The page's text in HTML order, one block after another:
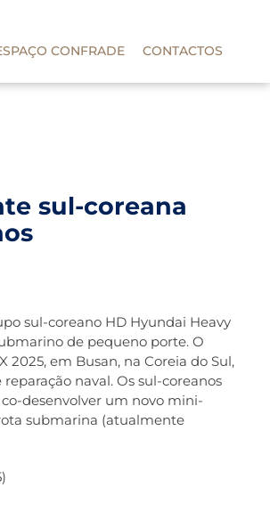
CONFRADE CONTACTOS
sul-coreana
sul-coreano HD Hyundai Heavy
de pequeno porte. O
em Busan, na Coreia do Sul,
naval. Os sul-coreanos
desenvolver um novo mini-
submarina (atualmente